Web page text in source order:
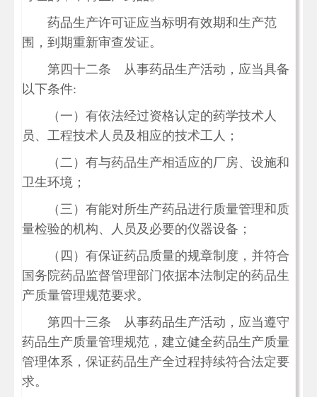
药品生产许可证应当标明有效期和生产范
围，到期重新审查发证。
第四十二条 从事药品生产活动，应当具备
以下条件:
（一）有依法经过资格认定的药学技术人
员、工程技术人员及相应的技术工人；
（二）有与药品生产相适应的厂房、设施和
卫生环境；
（三）有能对所生产药品进行质量管理和质
量检验的机构、人员及必要的仪器设备；
（四）有保证药品质量的规章制度，并符合
国务院药品监督管理部门依据本法制定的药品生
产质量管理规范要求。
第四十三条 从事药品生产活动，应当遵守
药品生产质量管理规范，建立健全药品生产质量
管理体系，保证药品生产全过程持续符合法定要
求。